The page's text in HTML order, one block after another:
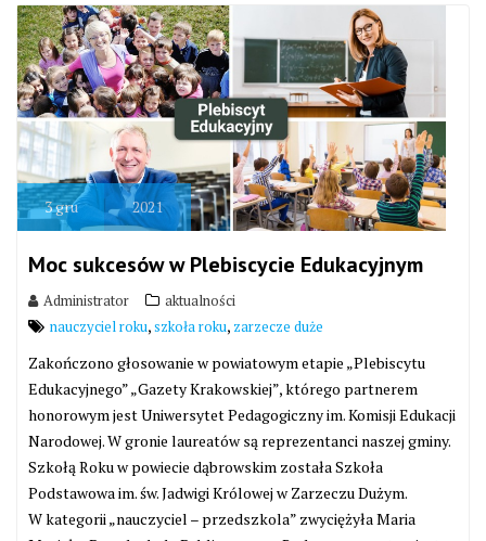
3gru 2021
Moc sukcesów w Plebiscycie Edukacyjnym
Administrator
aktualności
nauczyciel roku,szkoła roku, zarzecze duże
Zakończono głosowanie w powiatowym etapie „Plebiscytu
Edukacyjnego” „Gazety Krakowskiej”, którego partnerem
honorowym jest Uniwersytet Pedagogiczny im. Komisji Edukacji
Narodowej. W gronie laureatów są reprezentanci naszej gminy.
Szkołą Roku w powiecie dąbrowskim została Szkoła
Podstawowa im. św. Jadwigi Królowej w Zarzeczu Dużym.
W kategorii „nauczyciel – przedszkola” zwyciężyła Maria